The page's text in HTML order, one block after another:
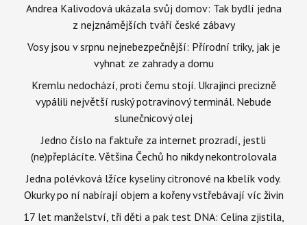
Andrea Kalivodová ukázala svůj domov: Tak bydlí jedna
z nejznámějších tváří české zábavy
Vosy jsou v srpnu nejnebezpečnější: Přírodní triky, jak je
vyhnat ze zahrady a domu
Kremlu nedochází, proti čemu stojí. Ukrajinci precizně
vypálili největší ruský potravinový terminál. Nebude
slunečnicový olej
Jedno číslo na faktuře za internet prozradí, jestli
(ne)přeplácíte. Většina Čechů ho nikdy nekontrolovala
Jedna polévková lžíce kyseliny citronové na kbelík vody.
Okurky po ní nabírají objem a kořeny vstřebávají víc živin
17 let manželství, tři děti a pak test DNA: Celina zjistila,